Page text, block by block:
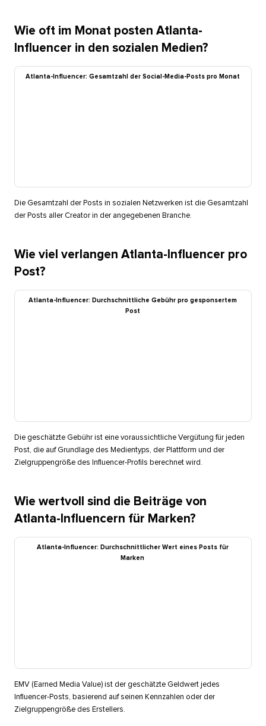
Wie oft im Monat posten Atlanta-
Influencer in den sozialen Medien?​​
Atlanta-Influencer: Gesamtzahl der Social-Media-Posts pro Monat​​
Die Gesamtzahl der Posts in sozialen Netzwerken ist die Gesamtzahl
der Posts aller Creator in der angegebenen Branche.​​
Wie viel verlangen Atlanta-Influencer pro
Post?​​
Atlanta-Influencer: Durchschnittliche Gebühr pro gesponsertem
Post​​
Die geschätzte Gebühr ist eine voraussichtliche Vergütung für jeden
Post, die auf Grundlage des Medientyps, der Plattform und der
Zielgruppengröße des Influencer-Profils berechnet wird.​​
Wie wertvoll sind die Beiträge von
Atlanta-Influencern für Marken?​​
Atlanta-Influencer: Durchschnittlicher Wert eines Posts für
Marken​​
EMV (Earned Media Value) ist der geschätzte Geldwert jedes
Influencer-Posts, basierend auf seinen Kennzahlen oder der
Zielgruppengröße des Erstellers.​​